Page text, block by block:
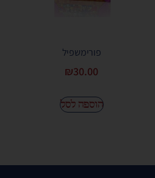
פורימשפיל
₪30.00
הוספה לסל